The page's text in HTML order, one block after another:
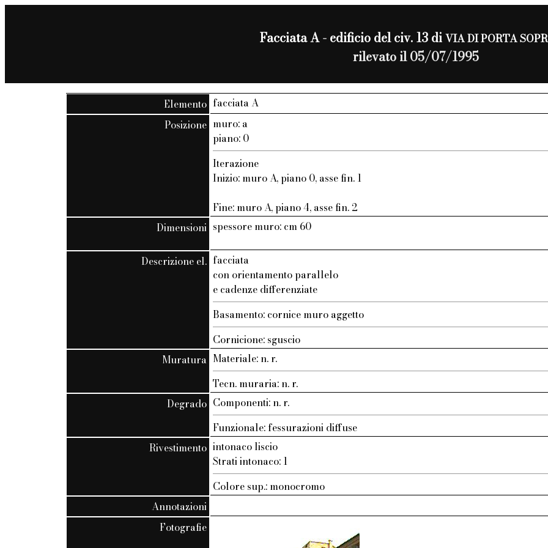
Facciata A - edificio del civ. 13 diVIA DI PORTA
rilevato il 05/07/1995
Elemento facciata A
Posizione muro: a
piano: 0
Iterazione
Inizio: muro A, piano 0, asse fin. 1
Fine: muro A, piano 4, asse fin. 2
Dimensioni spessore muro: cm 60
Descrizione el. facciata
con orientamento parallelo
e cadenze differenziate
Basamento: cornice muro aggetto
Cornicione: sguscio
Muratura Materiale: n. r.
Tecn. muraria: n. r.
Degrado Componenti: n. r.
Funzionale: fessurazioni diffuse
Rivestimento intonaco liscio
Strati intonaco: 1
Colore sup.: monocromo
Annotazioni
Fotografie